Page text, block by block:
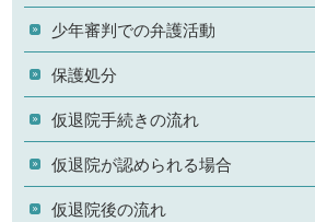
少年審判での弁護活動
保護処分
仮退院手続きの流れ
仮退院が認められる場合
仮退院後の流れ